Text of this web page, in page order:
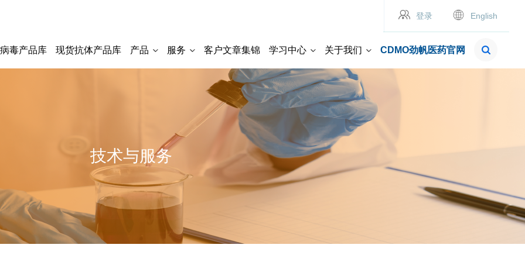
登录 English
毒产品库 现货抗体产品库 产品 服务 客户文章集锦 学习中心 关于我们 CDMO劲帆医药官网
技术与服务